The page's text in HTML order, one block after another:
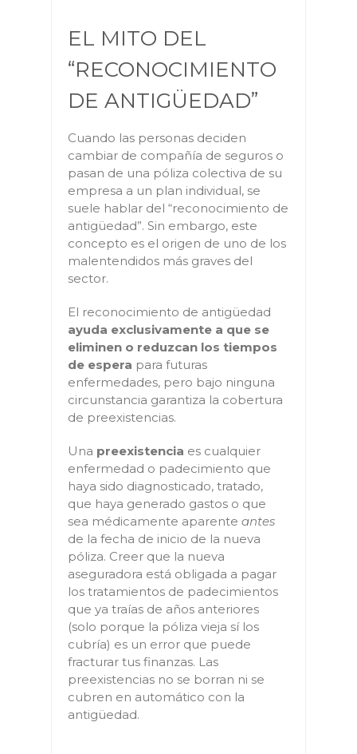
EL MITO DEL
“RECONOCIMIENTO
DE ANTIGÜEDAD”
Cuando las personas deciden
cambiar de compañía de seguros o
pasan de una póliza colectiva de su
empresa a un plan individual, se
suele hablar del “reconocimiento de
antigüedad”. Sin embargo, este
concepto es el origen de uno de los
malentendidos más graves del
sector.
El reconocimiento de antigüedad
ayuda exclusivamente a que se
eliminen o reduzcan los tiempos
de espera para futuras
enfermedades, pero bajo ninguna
circunstancia garantiza la cobertura
de preexistencias.
Una preexistencia es cualquier
enfermedad o padecimiento que
haya sido diagnosticado, tratado,
que haya generado gastos o que
sea médicamente aparente antes
de la fecha de inicio de la nueva
póliza. Creer que la nueva
aseguradora está obligada a pagar
los tratamientos de padecimientos
que ya traías de años anteriores
(solo porque la póliza vieja sí los
cubría) es un error que puede
fracturar tus finanzas. Las
preexistencias no se borran ni se
cubren en automático con la
antigüedad.